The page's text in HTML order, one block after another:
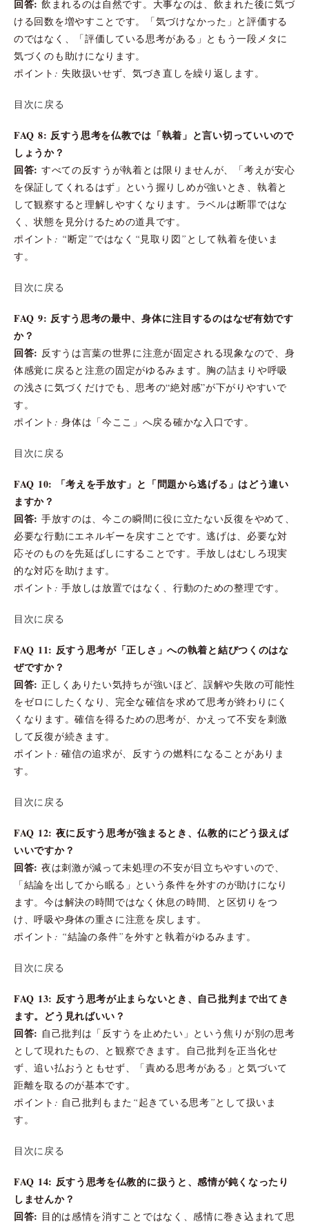
回答: 飲まれるのは自然です。大事なのは、飲まれた後に気づ
ける回数を増やすことです。「気づけなかった」と評価する
のではなく、「評価している思考がある」ともう一段メタに
気づくのも助けになります。
ポイント: 失敗扱いせず、気づき直しを繰り返します。
目次に戻る
FAQ 8: 反すう思考を仏教では「執着」と言い切っていいので
しょうか？
回答: すべての反すうが執着とは限りませんが、「考えが安心
を保証してくれるはず」という握りしめが強いとき、執着と
して観察すると理解しやすくなります。ラベルは断罪ではな
く、状態を見分けるための道具です。
ポイント: “断定”ではなく“見取り図”として執着を使いま
す。
目次に戻る
FAQ 9: 反すう思考の最中、身体に注目するのはなぜ有効です
か？
回答: 反すうは言葉の世界に注意が固定される現象なので、身
体感覚に戻ると注意の固定がゆるみます。胸の詰まりや呼吸
の浅さに気づくだけでも、思考の“絶対感”が下がりやすいで
す。
ポイント: 身体は「今ここ」へ戻る確かな入口です。
目次に戻る
FAQ 10: 「考えを手放す」と「問題から逃げる」はどう違い
ますか？
回答: 手放すのは、今この瞬間に役に立たない反復をやめて、
必要な行動にエネルギーを戻すことです。逃げは、必要な対
応そのものを先延ばしにすることです。手放しはむしろ現実
的な対応を助けます。
ポイント: 手放しは放置ではなく、行動のための整理です。
目次に戻る
FAQ 11: 反すう思考が「正しさ」への執着と結びつくのはな
ぜですか？
回答: 正しくありたい気持ちが強いほど、誤解や失敗の可能性
をゼロにしたくなり、完全な確信を求めて思考が終わりにく
くなります。確信を得るための思考が、かえって不安を刺激
して反復が続きます。
ポイント: 確信の追求が、反すうの燃料になることがありま
す。
目次に戻る
FAQ 12: 夜に反すう思考が強まるとき、仏教的にどう扱えば
いいですか？
回答: 夜は刺激が減って未処理の不安が目立ちやすいので、
「結論を出してから眠る」という条件を外すのが助けになり
ます。今は解決の時間ではなく休息の時間、と区切りをつ
け、呼吸や身体の重さに注意を戻します。
ポイント: “結論の条件”を外すと執着がゆるみます。
目次に戻る
FAQ 13: 反すう思考が止まらないとき、自己批判まで出てき
ます。どう見ればいい？
回答: 自己批判は「反すうを止めたい」という焦りが別の思考
として現れたもの、と観察できます。自己批判を正当化せ
ず、追い払おうともせず、「責める思考がある」と気づいて
距離を取るのが基本です。
ポイント: 自己批判もまた“起きている思考”として扱いま
す。
目次に戻る
FAQ 14: 反すう思考を仏教的に扱うと、感情が鈍くなったり
しませんか？
回答: 目的は感情を消すことではなく、感情に巻き込まれて思